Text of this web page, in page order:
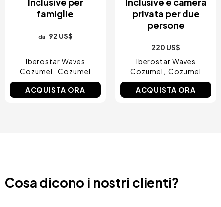
famiglie
da 92 US$
Iberostar Waves
Cozumel
Cozumel
ACQUISTA ORA
privata per due
persone
220 US$
Iberostar Waves
Cozumel
Cozumel
ACQUISTA ORA
Cosa dicono i nostri clienti?